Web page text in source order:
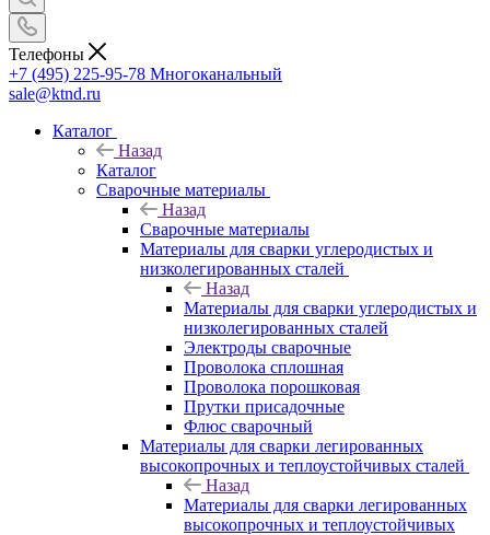
Телефоны
+7 (495) 225-95-78 Многоканальный
sale@ktnd.ru
Каталог
Назад
Каталог
Сварочные материалы
Назад
Сварочные материалы
Материалы для сварки углеродистых и
низколегированных сталей
Назад
Материалы для сварки углеродистых и
низколегированных сталей
Электроды сварочные
Проволока сплошная
Проволока порошковая
Прутки присадочные
Флюс сварочный
Материалы для сварки легированных
высокопрочных и теплоустойчивых сталей
Назад
Материалы для сварки легированных
высокопрочных и теплоустойчивых